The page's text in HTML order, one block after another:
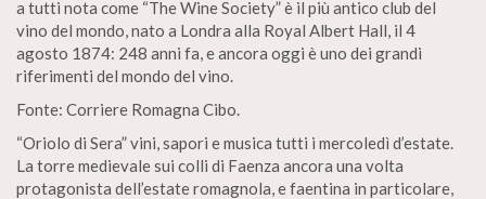
a tutti nota come “The Wine Society” è il più antico club del
vino del mondo, nato a Londra alla Royal Albert Hall, il 4
agosto 1874: 248 anni fa, e ancora oggi è uno dei grandi
riferimenti del mondo del vino.
Fonte: Corriere Romagna Cibo.
“Oriolo di Sera” vini, sapori e musica tutti i mercoledì d’estate.
La torre medievale sui colli di Faenza ancora una volta
protagonista dell’estate romagnola, e faentina in particolare,